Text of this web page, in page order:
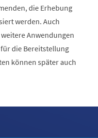
die Erhebung
werden. Auch
Anwendungen
die Bereitstellung
können später auch